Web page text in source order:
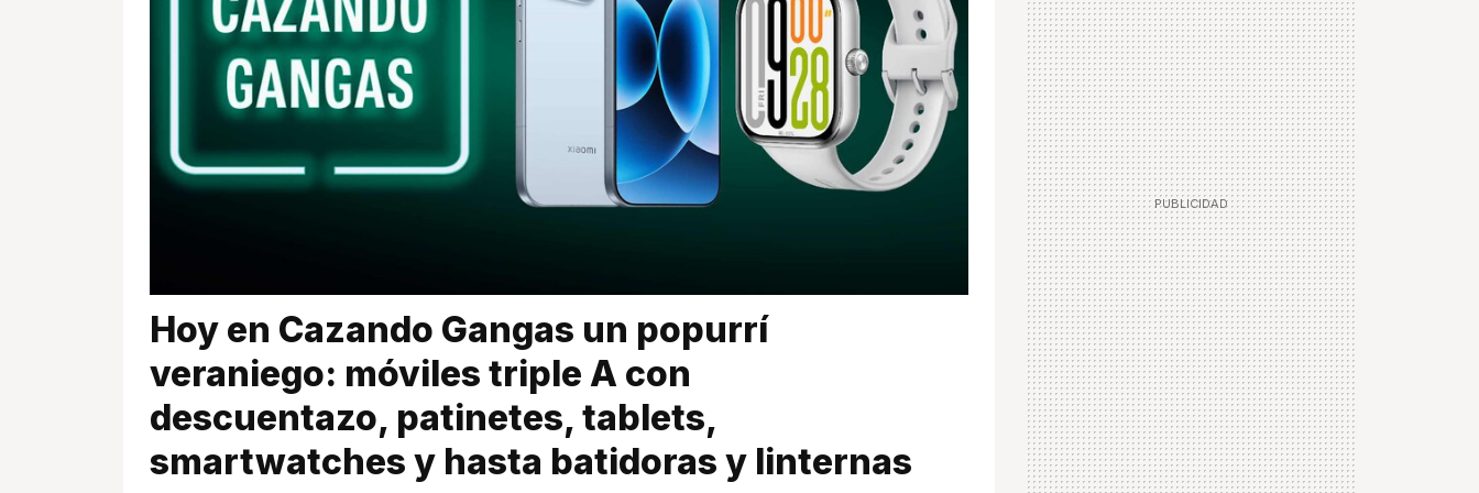
Hoy en Cazando Gangas un popurrí
veraniego: móviles triple A con
descuentazo, patinetes, tablets,
smartwatches y hasta batidoras y linternas